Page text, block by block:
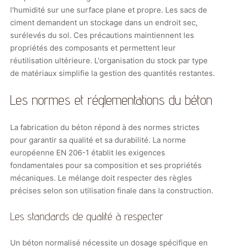
l'humidité sur une surface plane et propre. Les sacs de
ciment demandent un stockage dans un endroit sec,
surélevés du sol. Ces précautions maintiennent les
propriétés des composants et permettent leur
réutilisation ultérieure. L'organisation du stock par type
de matériaux simplifie la gestion des quantités restantes.
Les normes et réglementations du béton
La fabrication du béton répond à des normes strictes
pour garantir sa qualité et sa durabilité. La norme
européenne EN 206-1 établit les exigences
fondamentales pour sa composition et ses propriétés
mécaniques. Le mélange doit respecter des règles
précises selon son utilisation finale dans la construction.
Les standards de qualité à respecter
Un béton normalisé nécessite un dosage spécifique en